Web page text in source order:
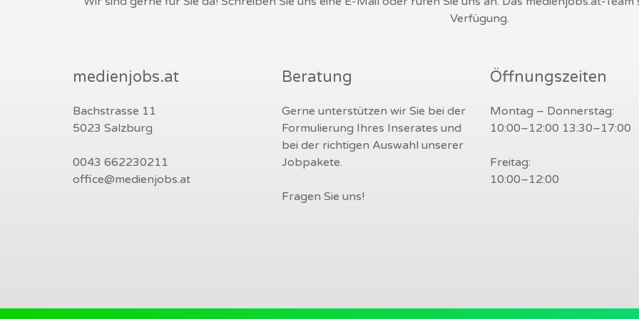
Verfügung.
medienjobs.at
Bachstrasse 11
5023 Salzburg
0043 662230211
office@medienjobs.at
Beratung
Gerne unterstützen wir Sie bei der
Formulierung Ihres Inserates und
bei der richtigen Auswahl unserer
Jobpakete.
Fragen Sie uns!
Öffnungszeiten
Montag – Donnerstag:
10:00–12:00 13:30–17:00
Freitag:
10:00–12:00